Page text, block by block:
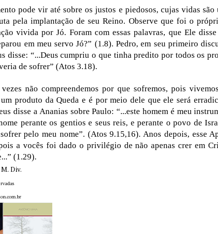
pode vir até sobre os justos e piedosos, cujas vidas são
pela implantação de seu Reino. Observe que foi o
vivida por Jó. Foram com essas palavras, que Ele disse
em meu servo Jó?” (1.8). Pedro, em seu primeiro
disse: “...Deus cumpriu o que tinha predito por todos os
de sofrer” (Atos 3.18).
não compreendemos por que sofremos, pois
produto da Queda e é por meio dele que ele será
disse a Ananias sobre Paulo: “...este homem é meu
perante os gentios e seus reis, e perante o povo de
pelo meu nome”. (Atos 9.15,16). Anos depois, esse
a vocês foi dado o privilégio de não apenas crer em
(1.29).
Div.